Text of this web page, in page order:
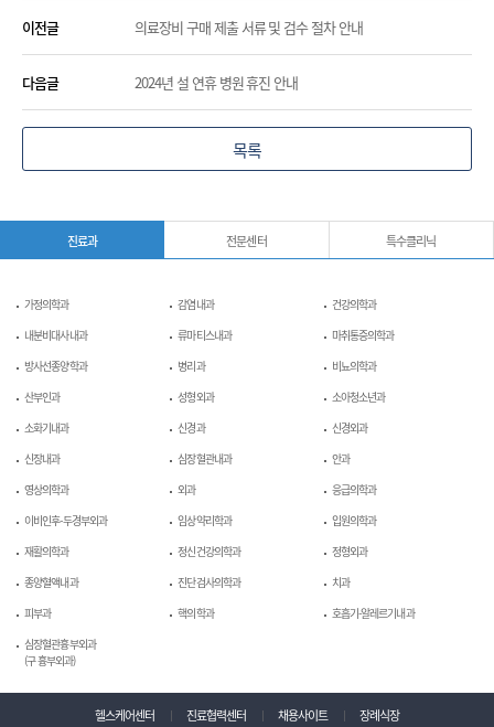
이전글 의료장비 구매 제출 서류 및 검수 절차 안내
다음글 2024년 설 연휴 병원 휴진 안내
목록
진료과 전문센터 특수클리닉
가정의학과 감염내과
건강의학과
내분비대사내과
류마티스내과
마취통증의학과
방사선종양학과
병리과
비뇨의학과
산부인과
성형외과
소아청소년과
소화기내과
신경과
신경외과
신장내과
심장혈관내과
안과
영상의학과
외과
응급의학과
이비인후-두경부외과
임상약리학과
입원의학과
재활의학과
정신건강의학과
정형외과
종양혈액내과
진단검사의학과
치과
피부과
핵의학과
호흡기-알레르기내과
심장혈관흉부외과
(구 흉부외과)
헬스케어센터 진료협력센터 채용사이트 장례식장